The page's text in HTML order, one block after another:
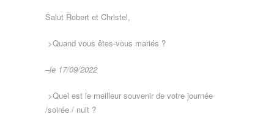
Salut Robert et Christel,
>Quand vous êtes-vous mariés ?
–le 17/09/2022
>Quel est le meilleur souvenir de votre journée
/soirée / nuit ?